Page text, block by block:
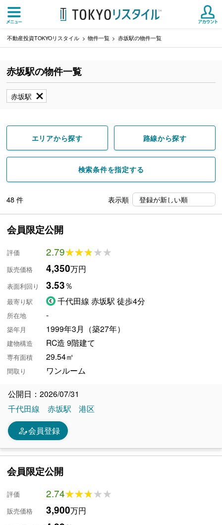
不動産投資TOKYOリスタイル 物件一覧 赤坂駅の物件一覧
赤坂駅の物件一覧
赤坂駅
エリアから探す 路線から探す
検索条件を指定する
48件 表示順
会員限定公開
評価 2.79★★★★★
★★★★★
販売価格 4,350万円
表面利回り 3.53％
最寄り駅 千代田線 赤坂駅 徒歩4分
所在地 -
築年月 1999年3月（築27年）
建物構造 RC造 9階建て
専有面積 29.54㎡
間取り ワンルーム
公開日：2026/07/31
千代田線
赤坂駅 港区
person_edit会員登録
会員限定公開
評価 2.74★★★★★
★★★★★
販売価格 3,900万円